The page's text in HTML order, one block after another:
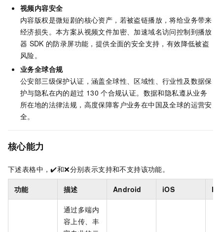
视频内容安全
内容版权是微短剧的核心资产，若被盗链播放，将给业务带来
经济损失。本方案从视频文件加密、加速域名访问控制到播放
器 SDK 的防录屏功能，提供全面的安全支持，有效降低被盗
风险。
业务全球合规
公安部三级保护认证，涵盖全球性、区域性、行业性及数据保
护与隐私在内的超过 130 个合规认证。数据和隐私遵从业务
所在地的法律法规，高度保障客户业务在中国及全球的运营安
全。
核心能力
下述表格中，✔️和❌分别表示支持和不支持该功能。
功能 描述 Android iOS
通过多端内
容上传、丰